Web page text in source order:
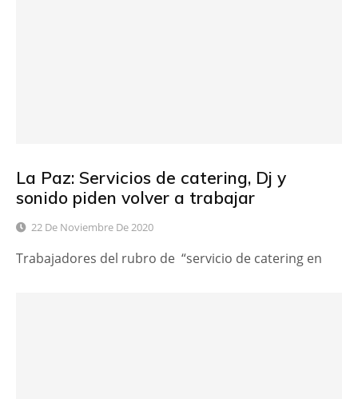
La Paz: Servicios de catering, Dj y
sonido piden volver a trabajar
22 De Noviembre De 2020
Trabajadores del rubro de “servicio de catering en